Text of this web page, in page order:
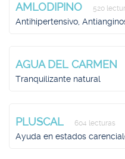
AMLODIPINO 520
Antihipertensivo,
AGUA DEL CARMEN
Tranquilizante natural
PLUSCAL 604 lecturas
Ayuda en estados